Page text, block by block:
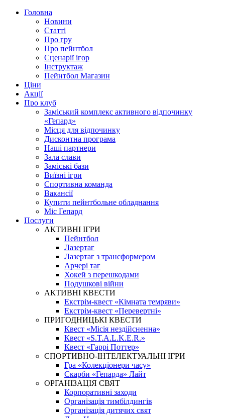
Головна
Новини
Статті
Про гру
Про пейнтбол
Сценарії ігор
Інструктаж
Пейнтбол Магазин
Ціни
Акції
Про клуб
Заміський комплекс активного відпочинку
«Гепард»
Місця для відпочинку
Дисконтна програма
Наші партнери
Зала слави
Заміські бази
Виїзні ігри
Спортивна команда
Вакансії
Купити пейнтбольне обладнання
Міс Гепард
Послуги
АКТИВНІ ІГРИ
Пейнтбол
Лазертаг
Лазертаг з трансформером
Арчері таг
Хокей з перешкодами
Подушкові війни
АКТИВНІ КВЕСТИ
Екстрім-квест «Кімната темряви»
Екстрім-квест «Перевертні»
ПРИГОДНИЦЬКІ КВЕСТИ
Квест «Місія нездійсненна»
Квест «S.T.A.L.K.E.R.»
Квест «Гаррі Поттер»
СПОРТИВНО-ІНТЕЛЕКТУАЛЬНІ ІГРИ
Гра «Колекціонери часу»
Скарби «Гепарда» Лайт
ОРГАНІЗАЦІЯ СВЯТ
Корпоративні заходи
Організація тимбілдингів
Організація дитячих свят